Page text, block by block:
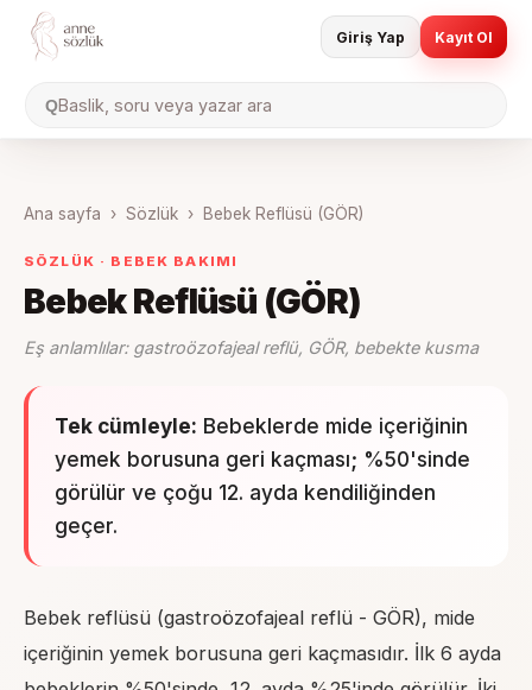
QBaslik, soru veya yazar ara
Giriş Yap Kayıt Ol
Ana sayfa › Sözlük › Bebek Reflüsü (GÖR)
SÖZLÜK · BEBEK BAKIMI
Bebek Reflüsü (GÖR)
Eş anlamlılar: gastroözofajeal reflü, GÖR, bebekte kusma
Tek cümleyle: Bebeklerde mide içeriğinin
yemek borusuna geri kaçması; %50'sinde
görülür ve çoğu 12. ayda kendiliğinden
geçer.
Bebek reflüsü (gastroözofajeal reflü - GÖR), mide
içeriğinin yemek borusuna geri kaçmasıdır. İlk 6 ayda